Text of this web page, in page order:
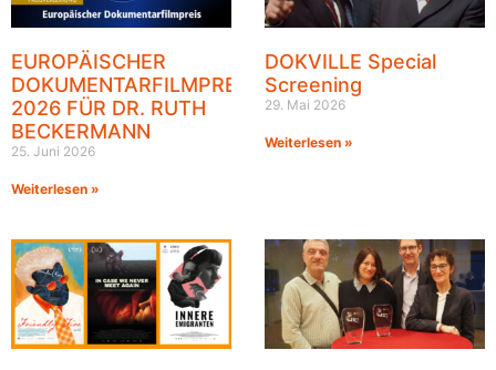
EUROPÄISCHER
DOKUMENTARFILMPREIS
2026 FÜR DR. RUTH
BECKERMANN
25. Juni 2026
Weiterlesen »
DOKVILLE Special
Screening
29. Mai 2026
Weiterlesen »